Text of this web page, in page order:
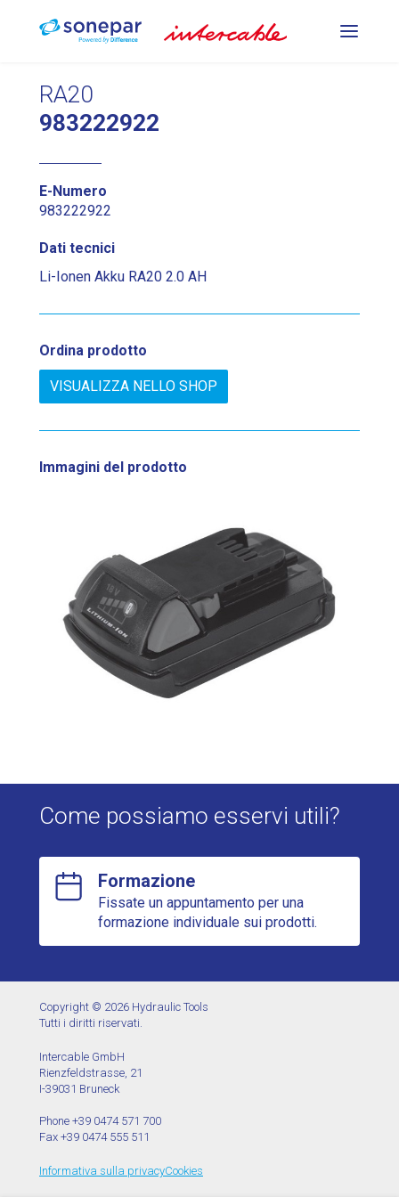
PREUTENSILI PER LA
COMPRESSIONE
UTENSILI PER LA
PUNZONATURA E LA
PIEGATURA
DE FR IT
RA20
983222922
E-Numero
983222922
Dati tecnici
Li-Ionen Akku RA20 2.0 AH
Ordina prodotto
VISUALIZZA NELLO SHOP
Immagini del prodotto
Come possiamo esservi utili?
Formazione
Fissate un appuntamento per una
formazione individuale sui prodotti.
Copyright © 2026 Hydraulic Tools
Tutti i diritti riservati.
Intercable GmbH
Rienzfeldstrasse, 21
I-39031 Bruneck
Phone +39 0474 571 700
Fax +39 0474 555 511
Informativa sulla privacyCookies